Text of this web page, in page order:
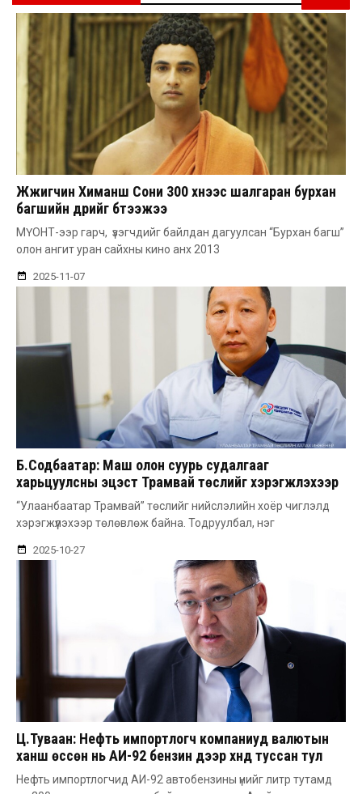
Жүжигчин Химаншү Сони 300 хүнээс шалгаран бурхан
багшийн дүрийг бүтээжээ
МҮОНТ-ээр гарч, үзэгчдийг байлдан дагуулсан “Бурхан багш”
олон ангит уран сайхны кино анх 2013
2025-11-07
Б.Содбаатар: Маш олон суурь судалгааг
харьцуулсны эцэст Трамвай төслийг хэрэгжүүлэхээр
тогтсон
“Улаанбаатар Трамвай” төслийг нийслэлийн хоёр чиглэлд
хэрэгжүүлэхээр төлөвлөж байна. Тодруулбал, нэг
2025-10-27
Ц.Туваан: Нефть импортлогч компаниуд валютын
ханш өссөн нь АИ-92 бензин дээр хүнд туссан тул
үнээ нэмсэн гэсэн
Нефть импортлогчид АИ-92 автобензины үнийг литр тутамд